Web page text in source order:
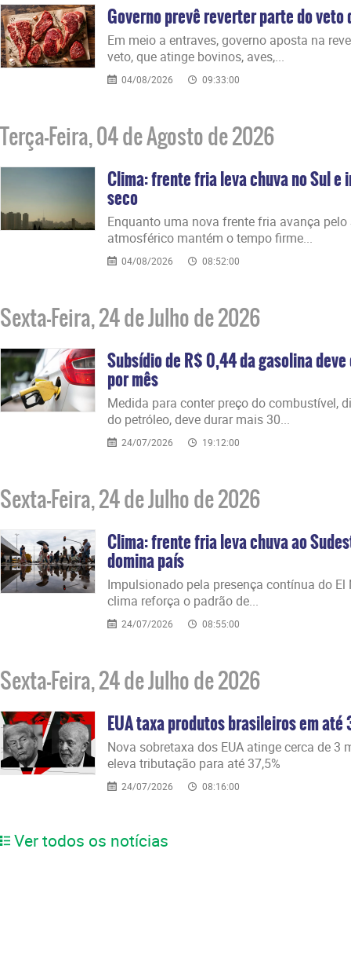
Governo prevê reverter parte do veto
Em meio a entraves, governo aposta na
veto, que atinge bovinos, aves,...
04/08/2026 09:33:00
Terça-Feira, 04 de Agosto de 2026
Clima: frente fria leva chuva no Sul e
seco
Enquanto uma nova frente fria avança
atmosférico mantém o tempo firme...
04/08/2026 08:52:00
Sexta-Feira, 24 de Julho de 2026
Subsídio de R$ 0,44 da gasolina
por mês
Medida para conter preço do combustível,
do petróleo, deve durar mais 30...
24/07/2026 19:12:00
Sexta-Feira, 24 de Julho de 2026
Clima: frente fria leva chuva ao
domina país
Impulsionado pela presença contínua do
clima reforça o padrão de...
24/07/2026 08:55:00
Sexta-Feira, 24 de Julho de 2026
EUA taxa produtos brasileiros em
Nova sobretaxa dos EUA atinge cerca de 3
eleva tributação para até 37,5%
24/07/2026 08:16:00
Ver todos os notícias